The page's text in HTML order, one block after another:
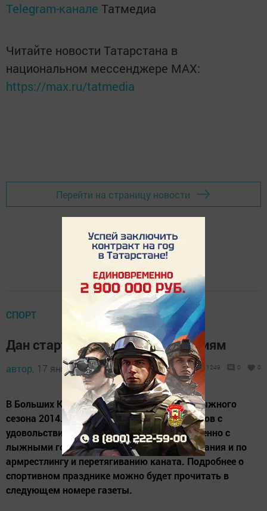
Telegram-канале Татмедиа
Читайте новости Татарстана в
национальном мессенджере MАХ:
https://max.ru/tatmedia
Перейти на страницу новости
СПОРТ
Дан старт лыжным соревнованиям
автор, 17 января 2014 - 12:24 1249 0 0
В Больших Кокузах состоялось открытие лыжного
сезона 2014. Ученики и учителя школ районов с
удовольствием встали на лыжи. Одновременно с
лыжными гонками были проведены состязания и по
армрестлингу и перетягиванию каната. Подробнее о
спортивном празднике можно будет прочитать в
следующем номере газеты.